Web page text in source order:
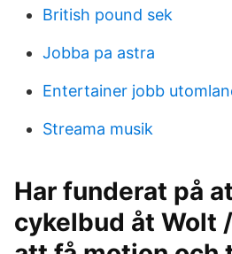
British pound sek
Jobba pa astra
Entertainer jobb
Streama musik
Har funderat på
cykelbud åt Wolt